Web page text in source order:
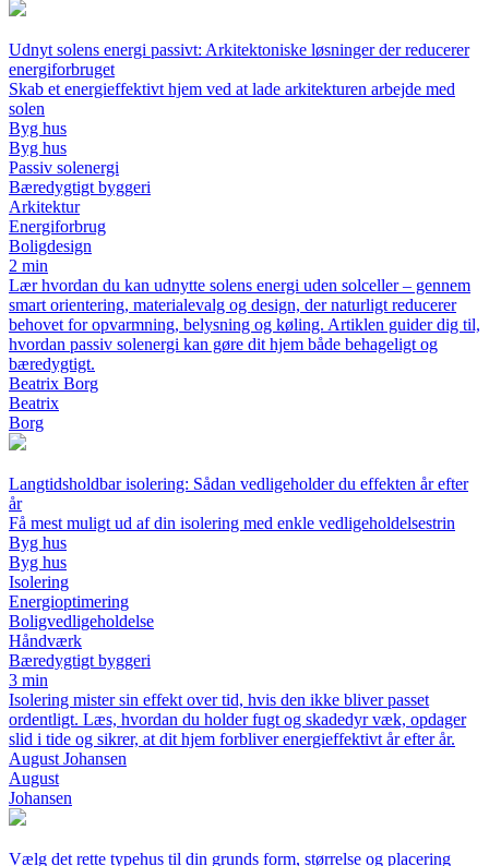
Udnyt solens energi passivt: Arkitektoniske løsninger der reducerer
energiforbruget
Skab et energieffektivt hjem ved at lade arkitekturen arbejde med
solen
Byg hus
Byg hus
Passiv solenergi
Bæredygtigt byggeri
Arkitektur
Energiforbrug
Boligdesign
2 min
Lær hvordan du kan udnytte solens energi uden solceller – gennem
smart orientering, materialevalg og design, der naturligt reducerer
behovet for opvarmning, belysning og køling. Artiklen guider dig til,
hvordan passiv solenergi kan gøre dit hjem både behageligt og
bæredygtigt.
Beatrix Borg
Beatrix
Borg
Langtidsholdbar isolering: Sådan vedligeholder du effekten år efter
år
Få mest muligt ud af din isolering med enkle vedligeholdelsestrin
Byg hus
Byg hus
Isolering
Energioptimering
Boligvedligeholdelse
Håndværk
Bæredygtigt byggeri
3 min
Isolering mister sin effekt over tid, hvis den ikke bliver passet
ordentligt. Læs, hvordan du holder fugt og skadedyr væk, opdager
slid i tide og sikrer, at dit hjem forbliver energieffektivt år efter år.
August Johansen
August
Johansen
Vælg det rette typehus til din grunds form, størrelse og placering